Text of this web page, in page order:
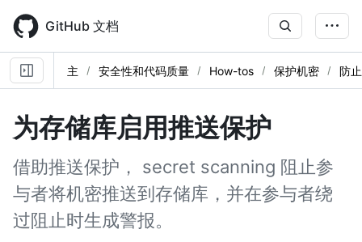
main
content
GitHub 文档
主 安全性和代码质量 How-tos 保护机密 防
为存储库启用推送保护
借助推送保护， secret scanning 阻止参
与者将机密推送到存储库，并在参与者绕
过阻止时生成警报。